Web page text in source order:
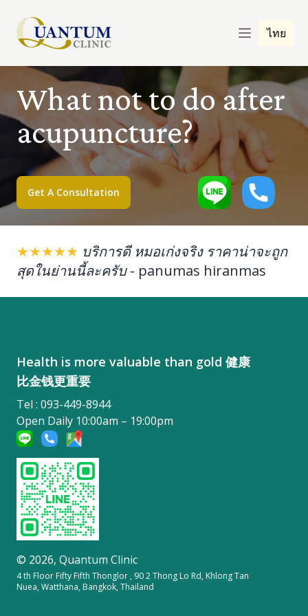
ไทย
What not to do after
acupuncture?
Get A Consultation
★★★★★ บริการดี หมอเก่งจริง ราคาน่าจะถูก
สุดในย่านนี้ละครับ- panumas hiranmas
Health is more valuable than gold 健康
比金钱更重要
Tel : 093-449-8944
Open Daily 10:00am – 19:00pm
© 2026, Quantum Clinic
4 th Floor Fifty Fifth Thonglor , 90 2 Thong Lo Rd, Khlong Tan
Nuea, Watthana, Bangkok, Thailand